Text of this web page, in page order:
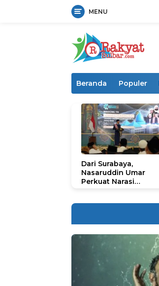
MENU
Beranda Populer
Dari Surabaya,
Nasaruddin Umar
Perkuat Narasi